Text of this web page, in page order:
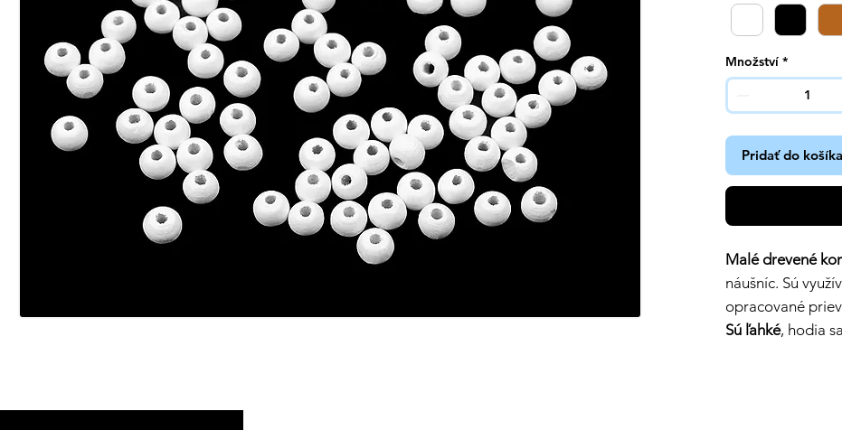
Množství *
Pridať do košíka
Malé drevené
náušníc. Sú
opracované
Sú ľahké, hodia